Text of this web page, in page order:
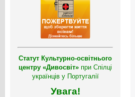
Статут Культурно-освітнього
центру «Дивосвіт» при Спілці
українців у Португалії
Увага!